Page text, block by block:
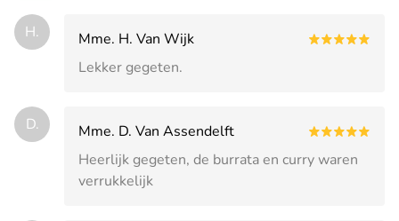
H.
Mme. H. Van Wijk
Lekker gegeten.
D.
Mme. D. Van Assendelft
Heerlijk gegeten, de burrata en curry waren
verrukkelijk